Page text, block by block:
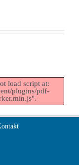
load script at:
plugins/pdf-